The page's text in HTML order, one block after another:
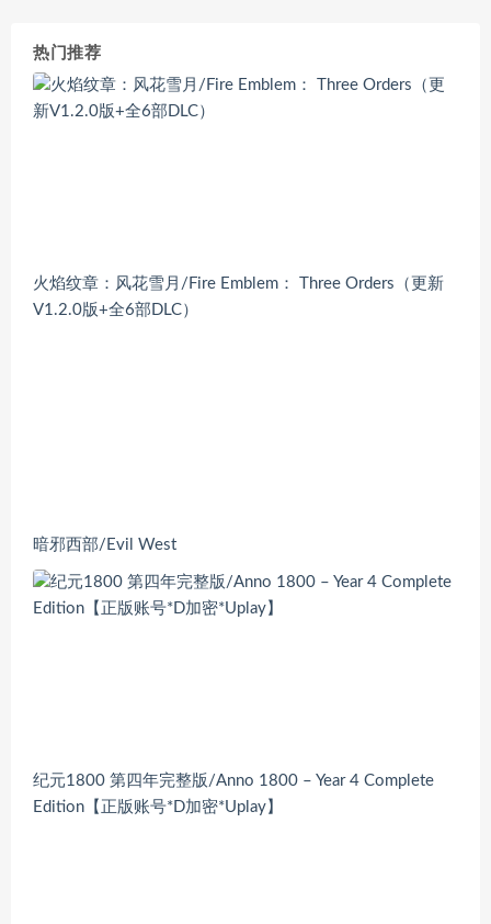
热门推荐
火焰纹章：风花雪月/Fire Emblem： Three Orders（更新
V1.2.0版+全6部DLC）
暗邪西部/Evil West
纪元1800 第四年完整版/Anno 1800 – Year 4 Complete
Edition【正版账号*D加密*Uplay】